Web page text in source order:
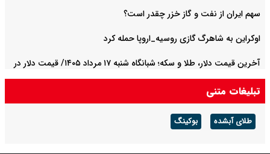
سهم ایران از نفت و گاز خزر چقدر است؟
اوکراین به شاهرگ گازی روسیه_اروپا حمله کرد
آخرین قیمت دلار، طلا و سکه؛ شبانگاه شنبه ۱۷ مرداد ۱۴۰۵/ قیمت دلار در
مسیر افزایش افتاد
تبلیغات متنی
طلای آبشده بوکینگ